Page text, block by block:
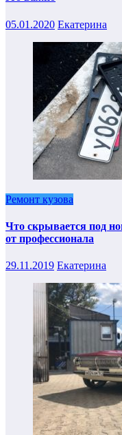
05.01.2020 Екатерина
Ремонт кузова
Что скрывается под
от профессионала
29.11.2019 Екатерина